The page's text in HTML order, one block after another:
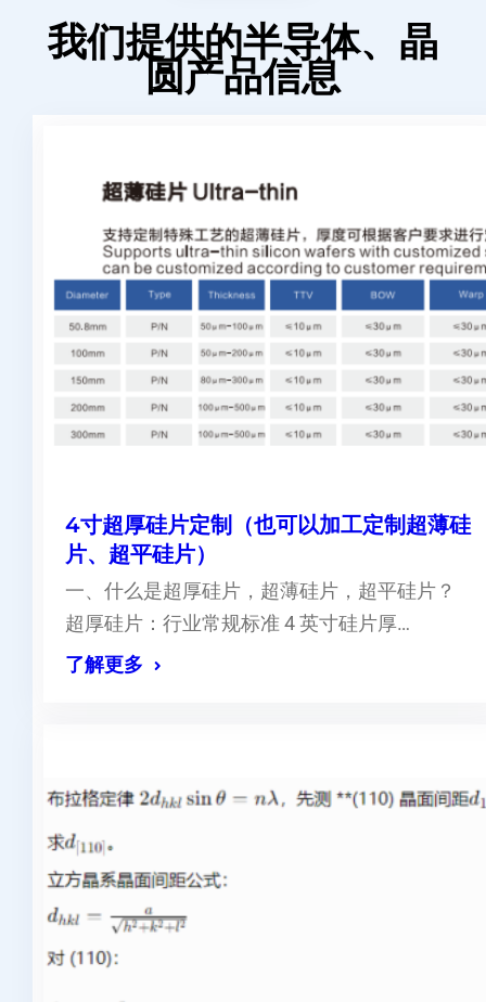
我们提供的半导体、晶
圆产品信息
4寸超厚硅片定制（也可以加工定制超薄硅
片、超平硅片）
一、什么是超厚硅片，超薄硅片，超平硅片？
超厚硅片：行业常规标准 4 英寸硅片厚…
了解更多